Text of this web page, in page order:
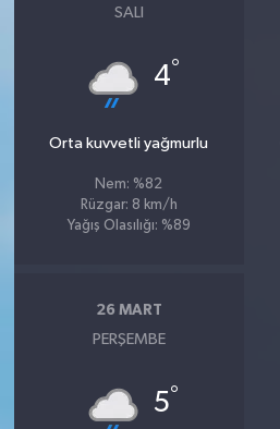
SALI
4°
Orta kuvvetli yağmurlu
Nem: %82
Rüzgar: 8 km/h
Yağış Olasılığı: %89
26 MART
PERŞEMBE
5°